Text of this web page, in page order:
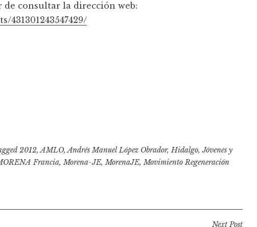
consultar la dirección web:
431301243547429/
2012, AMLO, Andrés Manuel López Obrador, Hidalgo,Jóvenes y
Francia, Morena-JE, MorenaJE, Movimiento Regeneración
Next Post